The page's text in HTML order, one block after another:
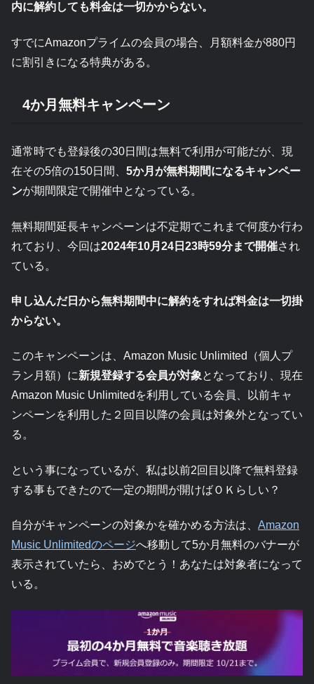
内に解約しても料金は一切かからない。
すでにAmazonプライムの会員の場合、月額料金が880円
に割引きになる特典がある。
4か月無料キャンペーン
通常時でも登録後の30日間は無料で利用が可能だが、現
在その5倍の150日間、 5か月が無料期間になるキャンペー
ンが期間限定で開催中となっている。
無料期間延長キャンペーンは不定期でこれまで何度か行わ
れており、今回は2024年10月24日23時59分まで開催され
ている。
申し込んだ日から無料期間中に解約をすれば料金は一切掛
からない。
このキャンペーンは、Amazon Music Unlimited（個人プ
ラン月額）に新規登録する会員が対象となっており、現在
Amazon Music Unlimitedを利用している会員、以前キャ
ンペーンを利用した２回目以降の会員は対象外となってい
る。
という事になっているが、私は以前2回目以降で無料登録
する事もできたので一定の期間が開けばＯＫらしい？
自分がキャンペーンの対象かを確かめる方法は、 Amazon
Music Unlimitedのページへ移動して5か月無料のバナーが
表示されていたら、おめでとう！あなたは対象者になって
いる。